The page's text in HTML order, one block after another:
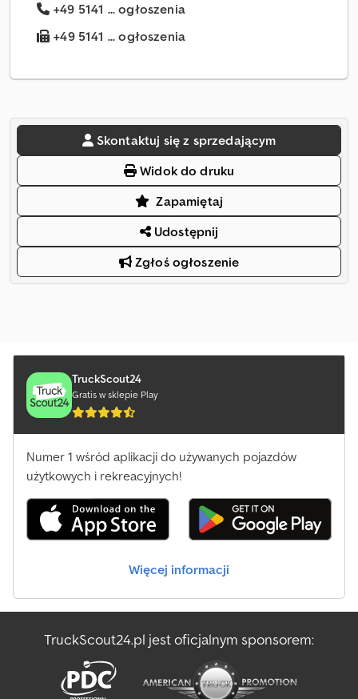
+49 5141 ... ogłoszenia
+49 5141 ... ogłoszenia
Skontaktuj się z sprzedającym
Widok do druku
Zapamiętaj
Udostępnij
Zgłoś ogłoszenie
TruckScout24
Gratis w sklepie Play
Numer 1 wśród aplikacji do używanych pojazdów
użytkowych i rekreacyjnych!
Więcej informacji
TruckScout24.pl jest oficjalnym sponsorem: